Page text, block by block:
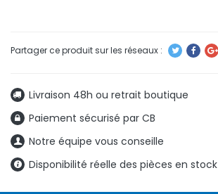
Livraison 48h ou retrait boutique
Paiement sécurisé par CB
Notre équipe vous conseille
Disponibilité réelle des pièces en stock